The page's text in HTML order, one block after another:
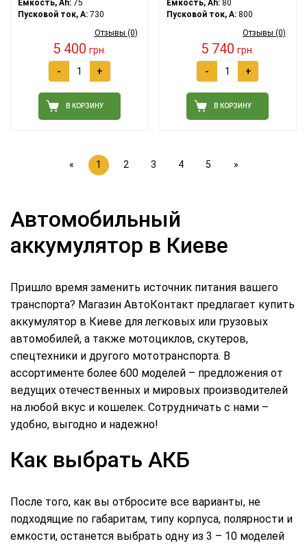
Емкость, Ah: 75
Пусковой ток, A: 730
Отзывы (0)
5 400 грн.
- +
В КОРЗИНУ
Емкость, Ah:80
Пусковой ток, A:800
Отзывы (0)
5 740 грн.
- +
В КОРЗИНУ
« 1 2 3 4 5 »
Автомобильный
аккумулятор в Киеве
Пришло время заменить источник питания вашего
транспорта? Магазин АвтоКонтакт предлагает купить
аккумулятор в Киеве для легковых или грузовых
автомобилей, а также мотоциклов, скутеров,
спецтехники и другого мототранспорта. В
ассортименте более 600 моделей – предложения от
ведущих отечественных и мировых производителей
на любой вкус и кошелек. Сотрудничать с нами –
удобно, выгодно и надежно!
Как выбрать АКБ
После того, как вы отбросите все варианты, не
подходящие по габаритам, типу корпуса, полярности и
емкости, останется выбрать одну из 3 – 10 моделей